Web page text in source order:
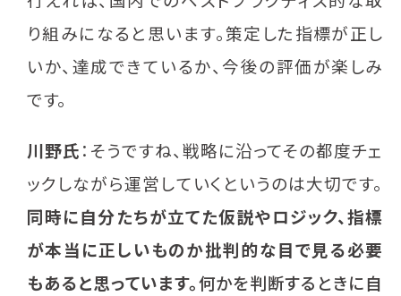
り組みになると思います。策定した指標が正し
いか、達成できているか、今後の評価が楽しみ
です。
川野氏：そうですね、戦略に沿ってその都度チェ
ックしながら運営していくというのは大切です。
同時に自分たちが立てた仮説やロジック、指標
が本当に正しいものか批判的な目で見る必要
もあると思っています。何かを判断するときに自